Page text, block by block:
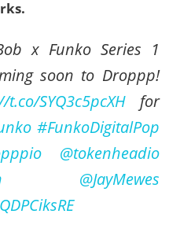
x Funko Series 1
soon to Droppp!
SYQ3c5pcXH for
#FunkoDigitalPop
@tokenheadio
@JayMewes